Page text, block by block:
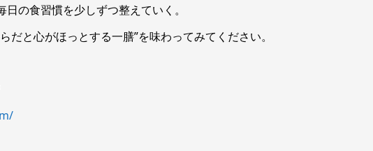
の食習慣を少しずつ整えていく。
だと心がほっとする一膳”を味わってみてください。